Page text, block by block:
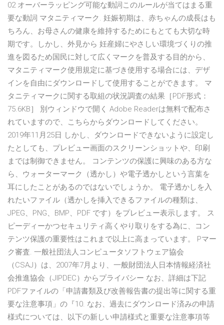
02 オーバーラッピング可能な動詞このルールが当てはまる重
要な動詞 マタニティマーク. 妊娠初期は、赤ちゃんの成長はも
ちろん、お母さんの健康を維持するためにもとても大切な時
期です。しかし、外見から 妊産婦にやさしい環境づくりの推
進を図るため国民に対して広くマークを普及する目的から、
マタニティマーク使用規定に基づき使用する場合には、デザ
インを自由にダウンロードして使用することができます。 マ
タニティマークに関する取組の状況調査の結果［PDF形式：
75.6KB］ 別ウィンドウで開く Adobe Readerは無料で配布さ
れていますので、こちらからダウンロードしてください。
2019年11月25日 しかし、ダウンロードできないように設定し
たとしても、プレビュー画面のスクリーンショットや、印刷
までは制御できません。 コンテンツの保護に興味のある方な
ら、ウォーターマーク（透かし）や電子透かしという言葉を
耳にしたことがあるのではないでしょうか。 電子透かしを入
れたいファイル（透かしを挿入できるファイルの種類は、
JPEG、PNG、BMP、PDF です）をプレビュー表示します。 ス
ピーディーかつセキュリティ高くやり取りをする為に、コン
テンツ保護の重要性はこれまで以上に高まっています。 Pマー
ク審査. 一般社団法人コンピュータソフトウェア協会
（CSAJ）は、2007年7月より、一般財団法人日本情報経済社
会推進協会（JIPDEC）からプライバシー なお、詳細は下記
PDFファイルの「申請書類及び改善報告書の提出等に関する重
要な注意事項」の『10. なお、過去にダウンロード済みの申請
様式については、以下の新しい申請様式と重要な注意事項等